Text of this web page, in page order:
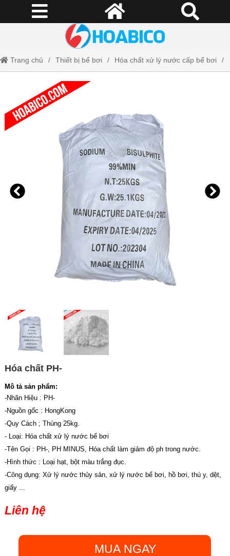
Trang chủ Thiết bị bể bơi Hóa chất xử lý nước cấp bể bơi
Hóa chất PH-
Mô tả sản phẩm:
-Nhãn Hiệu : PH-
-Nguồn gốc : HongKong
-Quy Cách ; Thùng 25kg.
- Loại: Hóa chất xử lý nước bể bơi
-Tên Gọi : PH-, PH MINUS, Hóa chất làm giảm độ ph trong nước.
-Hình thức : Loại hạt, bột màu trắng đục.
-Công dụng: Xử lý nước thủy sản, xử lý nước bể bơi, hồ bơi, thú y, dệt,
giấy ...
Liên hệ
MUA NGAY